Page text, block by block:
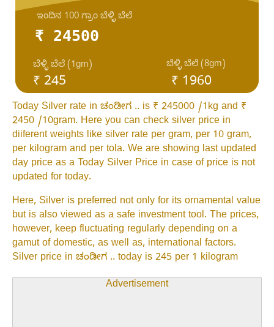
₹ 24500
₹ 245
ಬೆಳ್ಳಿ ಬೆಲೆ (1gm) ಬೆಳ್ಳಿ ಬೆಲೆ (8gm)
ಇಂದಿನ 100 ಗ್ರಾಂ ಬೆಳ್ಳಿ ಬೆಲೆ
₹ 1960
Today Silver rate in ಚಂಡೀಗ .. is ₹ 245000 /1kg and ₹
2450 /10gram. Here you can check silver price in
diiferent weights like silver rate per gram, per 10 gram,
per kilogram and per tola. We are showing last updated
day price as a Today Silver Price in case of price is not
updated for today.
Here, Silver is preferred not only for its ornamental value
but is also viewed as a safe investment tool. The prices,
however, keep fluctuating regularly depending on a
gamut of domestic, as well as, international factors.
Silver price in ಚಂಡೀಗ .. today is 245 per 1 kilogram
Advertisement